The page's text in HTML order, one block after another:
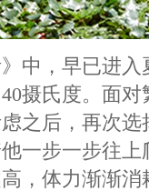
，早已进入
摄氏度。面
之后，再次
一步一步往
，体力渐渐